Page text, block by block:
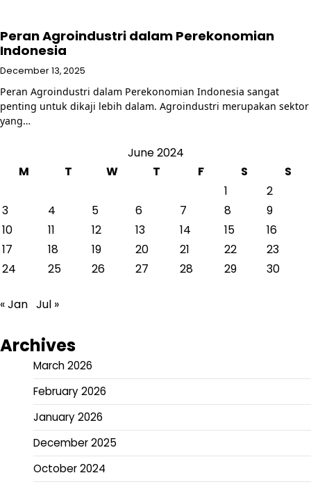
Peran Agroindustri dalam Perekonomian
Indonesia
December 13, 2025
Peran Agroindustri dalam Perekonomian Indonesia sangat
penting untuk dikaji lebih dalam. Agroindustri merupakan sektor
yang…
June 2024
M
T W T F S
S
1
2
3
4 5 6 7 8
9
10
11 12 13 14 15
16
17
18 19 20 21 22
23
24
25 26 27 28 29 30
« Jan Jul »
Archives
March 2026
February 2026
January 2026
December 2025
October 2024